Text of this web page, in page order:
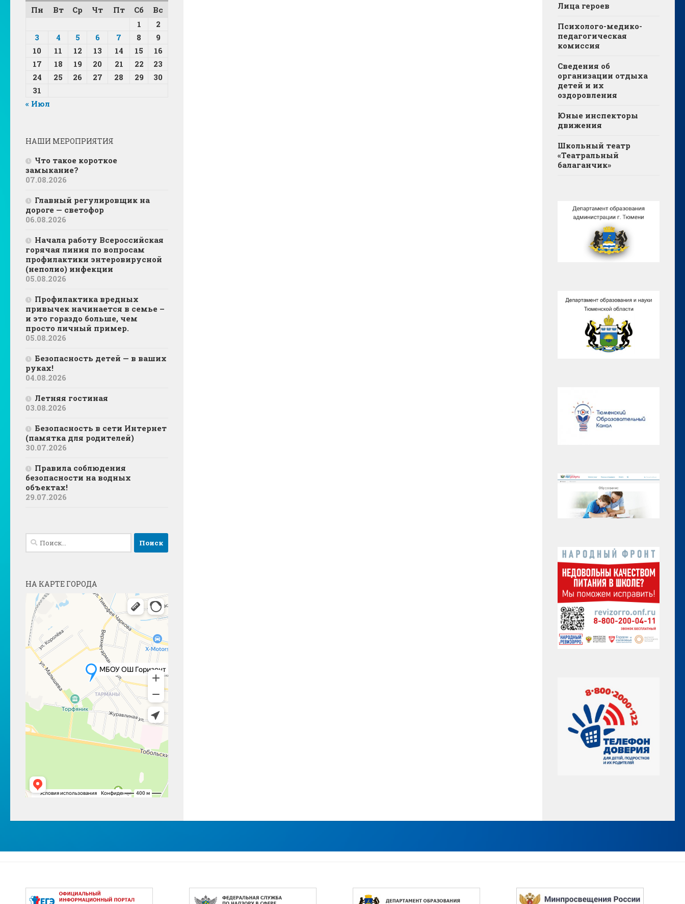
Пн
Вт Ср Чт Пт Сб
Вс
1
2
3
4 5 6 7 8
9
10
11 12 13 14 15
16
17
18 19 20 21 22
23
24
25 26 27 28 29
30
31
« Июл
НАШИ МЕРОПРИЯТИЯ
Что такое короткое
замыкание?
07.08.2026
Главный регулировщик на
дороге — светофор
06.08.2026
Начала работу Всероссийская
горячая линия по вопросам
профилактики энтеровирусной
(неполио) инфекции
05.08.2026
Профилактика вредных
привычек начинается в семье –
и это гораздо больше, чем
просто личный пример.
05.08.2026
Безопасность детей — в ваших
руках!
04.08.2026
Летняя гостиная
03.08.2026
Безопасность в сети Интернет
(памятка для родителей)
30.07.2026
Правила соблюдения
безопасности на водных
объектах!
29.07.2026
Найти:
НА КАРТЕ ГОРОДА
Лица героев
Психолого-медико-
педагогическая
комиссия
Сведения об
организации отдыха
детей и их
оздоровления
Юные инспекторы
движения
Школьный театр
«Театральный
балаганчик»